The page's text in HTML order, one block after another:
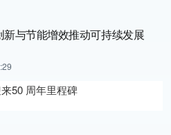
与节能增效推动可持续发展
50 周年里程碑